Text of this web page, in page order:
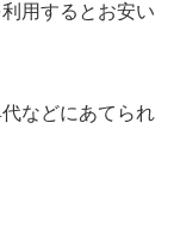
用するとお安い
などにあてられ